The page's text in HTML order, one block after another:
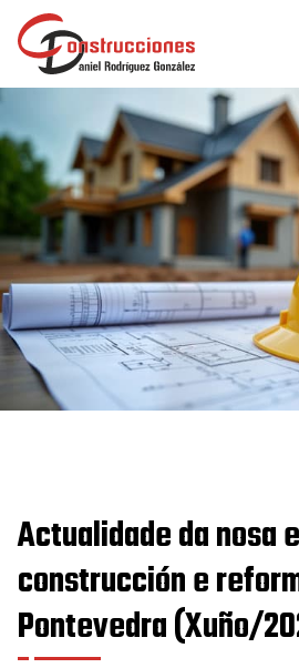
Actualidade da nosa
construcción e
Pontevedra (Xuño/